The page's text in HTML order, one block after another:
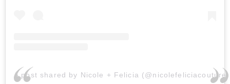
A post shared by Nicole + Felicia (@nicolefeliciacouture)